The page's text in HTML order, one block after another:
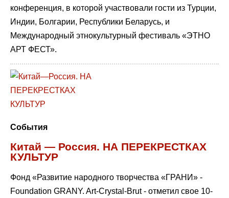
конференция, в которой участвовали гости из Турции,
Индии, Болгарии, Республики Беларусь, и
Международный этнокультурный фестиваль «ЭТНО
АРТ ФЕСТ».
События
Китай — Россия. НА ПЕРЕКРЕСТКАХ
КУЛЬТУР
Фонд «Развитие народного творчества «ГРАНИ» -
Foundation GRANY. Art-Crystal-Brut - отметил свое 10-